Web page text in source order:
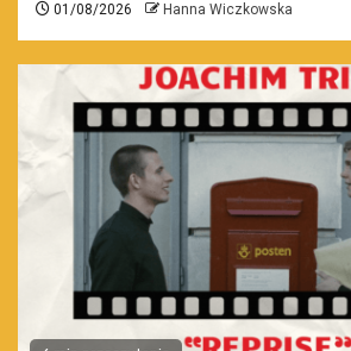
01/08/2026 Hanna Wiczkowska